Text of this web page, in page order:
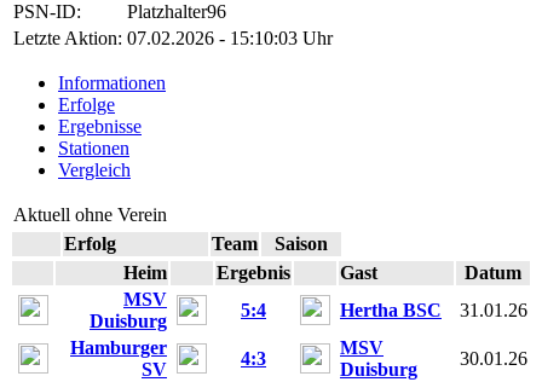
PSN-ID:
Platzhalter96
Letzte Aktion: 07.02.2026 - 15:10:03 Uhr
Informationen
Erfolge
Ergebnisse
Stationen
Vergleich
Aktuell ohne Verein
Erfolg
Team
Saison
Heim
Ergebnis Gast
Datum
MSV
Duisburg
5:4 Hertha BSC
31.01.26
Hamburger
SV
4:3
MSV
Duisburg
30.01.26